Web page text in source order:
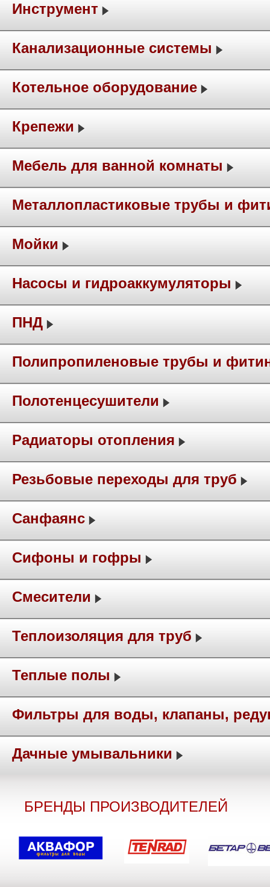
Инструмент
Канализационные системы
Котельное оборудование
Крепежи
Мебель для ванной комнаты
Металлопластиковые трубы и
Мойки
Насосы и гидроаккумуляторы
ПНД
Полипропиленовые трубы и
Полотенцесушители
Радиаторы отопления
Резьбовые переходы для труб
Санфаянс
Сифоны и гофры
Смесители
Теплоизоляция для труб
Теплые полы
Фильтры для воды, клапаны,
Дачные умывальники
БРЕНДЫ ПРОИЗВОДИТЕЛЕЙ